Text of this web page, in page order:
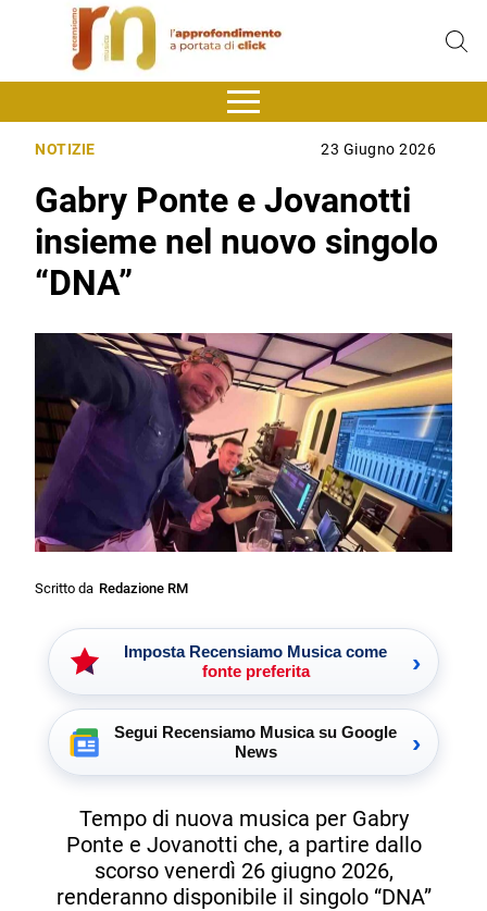
NOTIZIE 23 Giugno 2026
Gabry Ponte e Jovanotti
insieme nel nuovo singolo
“DNA”
Scritto da Redazione RM
Imposta Recensiamo Musica come
fonte preferita
›
Segui Recensiamo Musica su Google
News
›
Tempo di nuova musica per Gabry
Ponte e Jovanotti che, a partire dallo
scorso venerdì 26 giugno 2026,
renderanno disponibile il singolo “DNA”